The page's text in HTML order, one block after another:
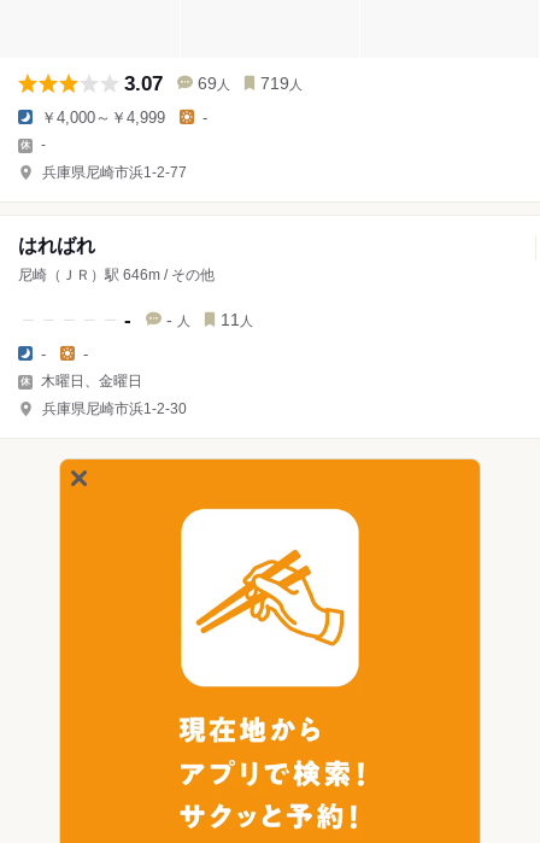
3.07 69 人 719 人
￥4,000～￥4,999 -
-
兵庫県尼崎市浜1-2-77
はればれ
尼崎（ＪＲ）駅 646m / その他
- - 人 11 人
- -
木曜日、金曜日
兵庫県尼崎市浜1-2-30